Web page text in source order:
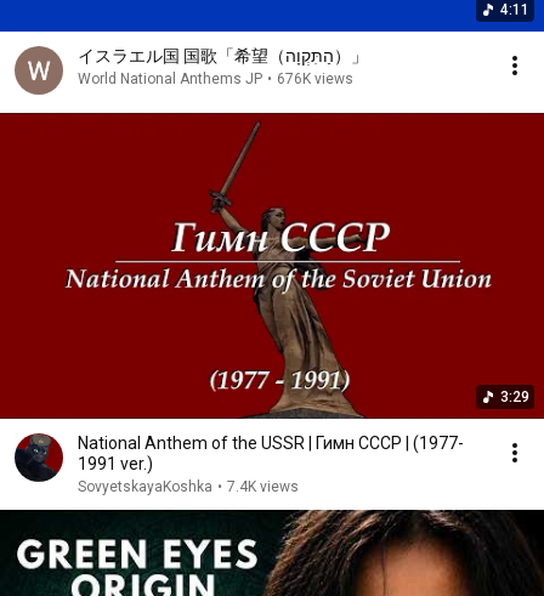
4:11
イスラエル国 国歌「希望（הַתִּקְוָה）」
World National Anthems JP • 676K views
3:29
National Anthem of the USSR | Гимн СССР | (1977-
1991 ver.)
SovyetskayaKoshka • 7.4K views